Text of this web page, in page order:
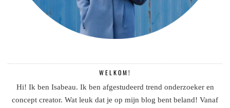
WELKOM!
Hi! Ik ben Isabeau. Ik ben afgestudeerd trend onderzoeker en
concept creator. Wat leuk dat je op mijn blog bent beland! Vanaf